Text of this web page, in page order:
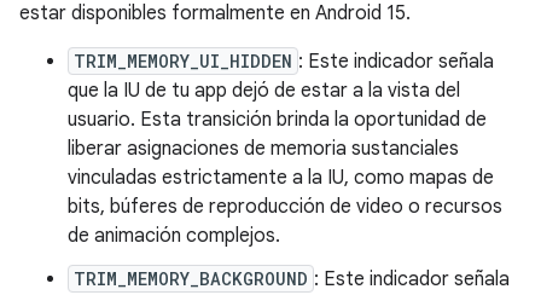
estar disponibles formalmente en Android 15.
TRIM_MEMORY_UI_HIDDEN : Este indicador señala
que la IU de tu app dejó de estar a la vista del
usuario. Esta transición brinda la oportunidad de
liberar asignaciones de memoria sustanciales
vinculadas estrictamente a la IU, como mapas de
bits, búferes de reproducción de video o recursos
de animación complejos.
TRIM_MEMORY_BACKGROUND : Este indicador señala